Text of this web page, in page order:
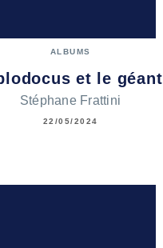
ALBUMS
et le géant
Stéphane Frattini
22/05/2024